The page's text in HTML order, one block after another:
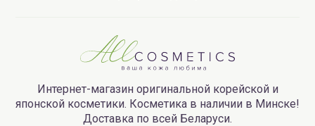
Интернет-магазин оригинальной корейской и
японской косметики. Косметика в наличии в Минске!
Доставка по всей Беларуси.